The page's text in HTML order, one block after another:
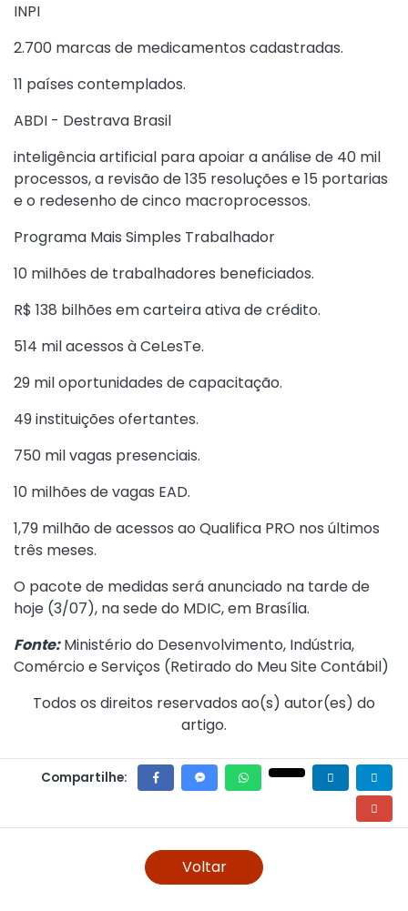
INPI
2.700 marcas de medicamentos cadastradas.
11 países contemplados.
ABDI - Destrava Brasil
inteligência artificial para apoiar a análise de 40 mil
processos, a revisão de 135 resoluções e 15 portarias
e o redesenho de cinco macroprocessos.
Programa Mais Simples Trabalhador
10 milhões de trabalhadores beneficiados.
R$ 138 bilhões em carteira ativa de crédito.
514 mil acessos à CeLesTe.
29 mil oportunidades de capacitação.
49 instituições ofertantes.
750 mil vagas presenciais.
10 milhões de vagas EAD.
1,79 milhão de acessos ao Qualifica PRO nos últimos
três meses.
O pacote de medidas será anunciado na tarde de
hoje (3/07), na sede do MDIC, em Brasília.
Fonte:Ministério do Desenvolvimento, Indústria,
Comércio e Serviços (Retirado do Meu Site Contábil)
Todos os direitos reservados ao(s) autor(es) do
artigo.
Compartilhe:
Voltar